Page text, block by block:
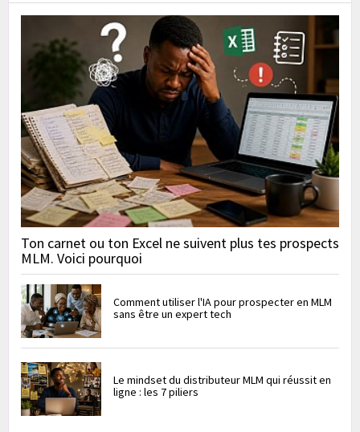
Ton carnet ou ton Excel ne suivent plus tes prospects
MLM. Voici pourquoi
Comment utiliser l'IA pour prospecter en MLM
sans être un expert tech
Le mindset du distributeur MLM qui réussit en
ligne : les 7 piliers